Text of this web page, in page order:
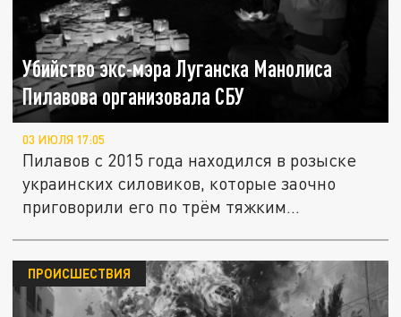
Убийство экс-мэра Луганска Манолиса
Пилавова организовала СБУ
03 ИЮЛЯ 17:05
Пилавов с 2015 года находился в розыске
украинских силовиков, которые заочно
приговорили его по трём тяжким...
ПРОИСШЕСТВИЯ